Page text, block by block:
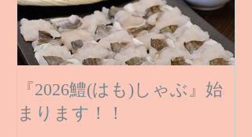
『2026鱧(はも)しゃぶ』始
まります！！